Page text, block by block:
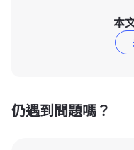
本
仍遇到問題嗎？